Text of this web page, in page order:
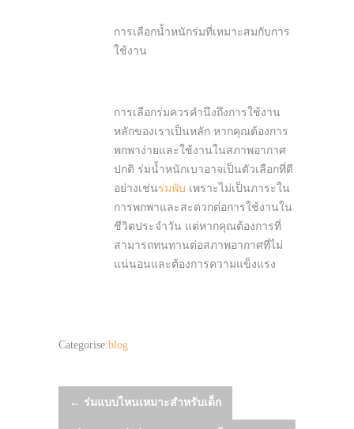
การเลือกน้ำหนักร่มที่เหมาะสมกับการ
ใช้งาน
การเลือกร่มควรคำนึงถึงการใช้งาน
หลักของเราเป็นหลัก หากคุณต้องการ
พกพาง่ายและใช้งานในสภาพอากาศ
ปกติ ร่มน้ำหนักเบาอาจเป็นตัวเลือกที่ดี
อย่างเช่นร่มพับ เพราะไม่เป็นภาระใน
การพกพาและสะดวกต่อการใช้งานใน
ชีวิตประจำวัน แต่หากคุณต้องการที่
สามารถทนทานต่อสภาพอากาศที่ไม่
แน่นอนและต้องการความแข็งแรง
Categorise:blog
Post
← ร่มแบบไหนเหมาะสำหรับเด็ก